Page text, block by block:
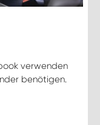
verwenden
benötigen.